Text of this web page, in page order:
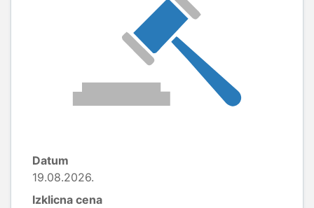
Datum
19.08.2026.
Izklicna cena